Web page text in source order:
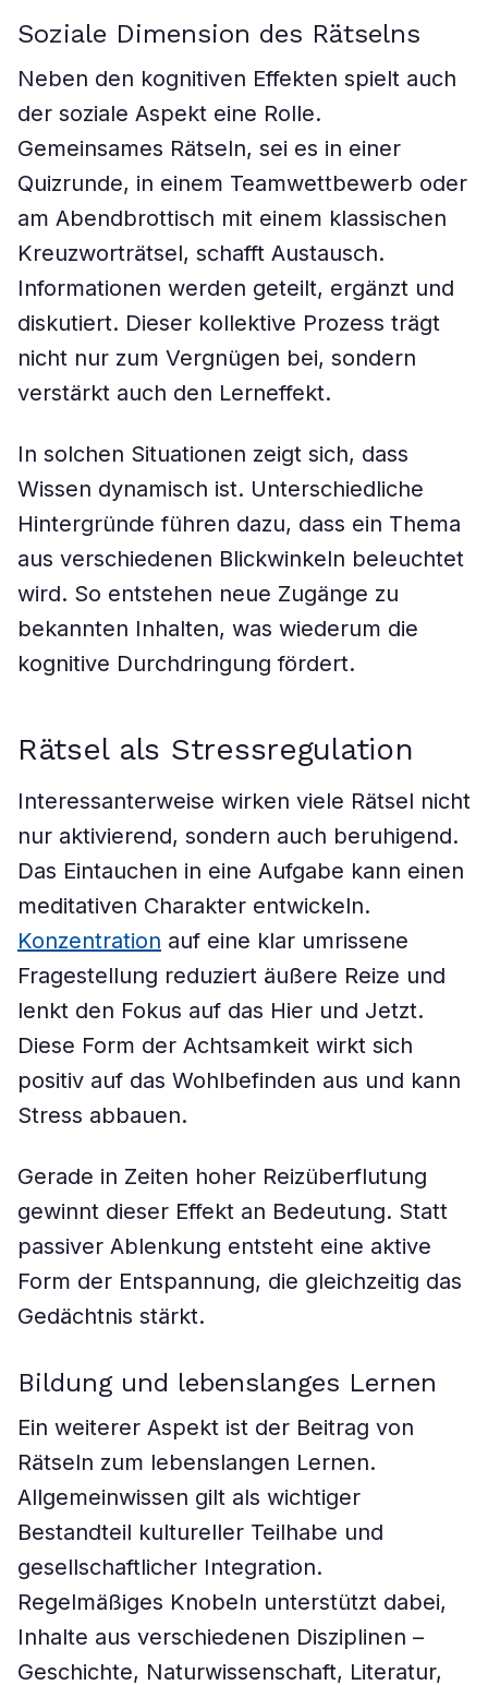
Soziale Dimension des Rätselns
Neben den kognitiven Effekten spielt auch
der soziale Aspekt eine Rolle.
Gemeinsames Rätseln, sei es in einer
Quizrunde, in einem Teamwettbewerb oder
am Abendbrottisch mit einem klassischen
Kreuzworträtsel, schafft Austausch.
Informationen werden geteilt, ergänzt und
diskutiert. Dieser kollektive Prozess trägt
nicht nur zum Vergnügen bei, sondern
verstärkt auch den Lerneffekt.
In solchen Situationen zeigt sich, dass
Wissen dynamisch ist. Unterschiedliche
Hintergründe führen dazu, dass ein Thema
aus verschiedenen Blickwinkeln beleuchtet
wird. So entstehen neue Zugänge zu
bekannten Inhalten, was wiederum die
kognitive Durchdringung fördert.
Rätsel als Stressregulation
Interessanterweise wirken viele Rätsel nicht
nur aktivierend, sondern auch beruhigend.
Das Eintauchen in eine Aufgabe kann einen
meditativen Charakter entwickeln.
Konzentration auf eine klar umrissene
Fragestellung reduziert äußere Reize und
lenkt den Fokus auf das Hier und Jetzt.
Diese Form der Achtsamkeit wirkt sich
positiv auf das Wohlbefinden aus und kann
Stress abbauen.
Gerade in Zeiten hoher Reizüberflutung
gewinnt dieser Effekt an Bedeutung. Statt
passiver Ablenkung entsteht eine aktive
Form der Entspannung, die gleichzeitig das
Gedächtnis stärkt.
Bildung und lebenslanges Lernen
Ein weiterer Aspekt ist der Beitrag von
Rätseln zum lebenslangen Lernen.
Allgemeinwissen gilt als wichtiger
Bestandteil kultureller Teilhabe und
gesellschaftlicher Integration.
Regelmäßiges Knobeln unterstützt dabei,
Inhalte aus verschiedenen Disziplinen –
Geschichte, Naturwissenschaft, Literatur,